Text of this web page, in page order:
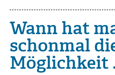
Wann hat
schonmal
Möglichkeit